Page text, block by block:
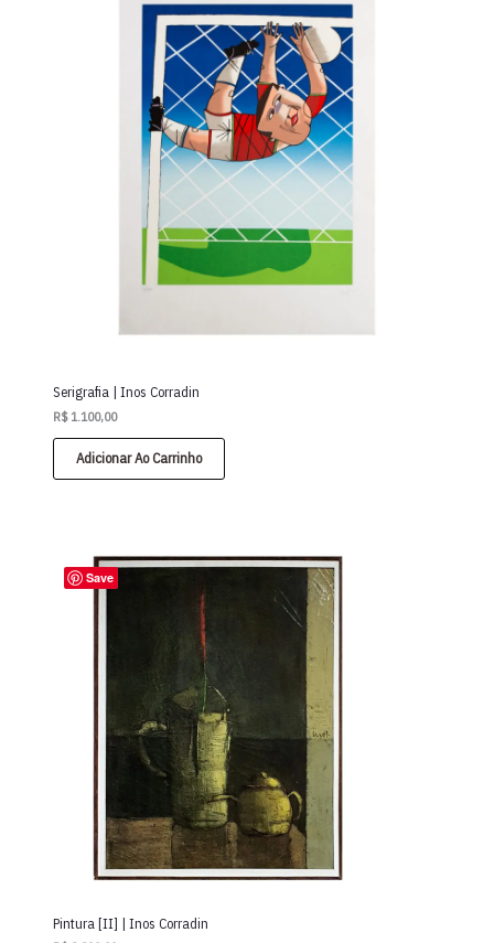
Serigrafia | Inos Corradin
R$ 1.100,00
Adicionar Ao Carrinho
Pintura [II] | Inos Corradin
Save